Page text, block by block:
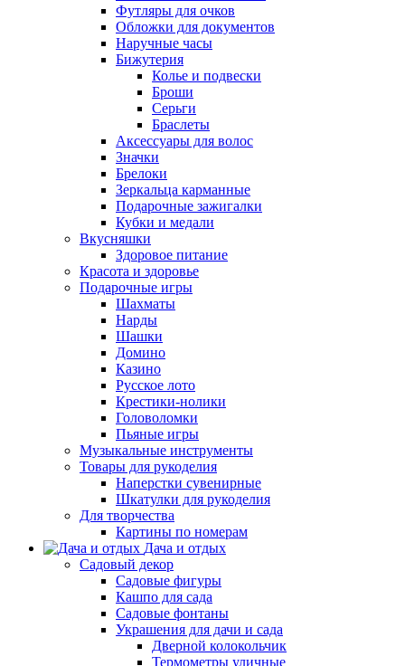
Футляры для очков
Обложки для документов
Наручные часы
Бижутерия
Колье и подвески
Броши
Серьги
Браслеты
Аксессуары для волос
Значки
Брелоки
Зеркальца карманные
Подарочные зажигалки
Кубки и медали
Вкусняшки
Здоровое питание
Красота и здоровье
Подарочные игры
Шахматы
Нарды
Шашки
Домино
Казино
Русское лото
Крестики-нолики
Головоломки
Пьяные игры
Музыкальные инструменты
Товары для рукоделия
Наперстки сувенирные
Шкатулки для рукоделия
Для творчества
Картины по номерам
Дача и отдых
Садовый декор
Садовые фигуры
Кашпо для сада
Садовые фонтаны
Украшения для дачи и сада
Дверной колокольчик
Термометры уличные